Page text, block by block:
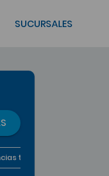
SUCURSALES
temáticas grupales